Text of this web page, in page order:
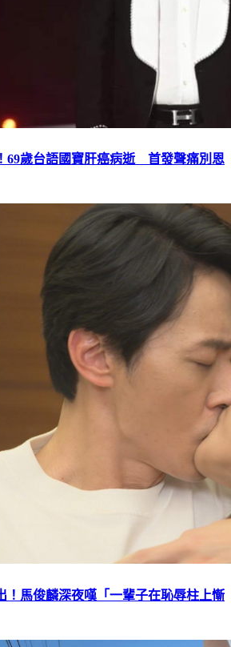
69歲台語國寶肝癌病逝 首發聲痛別恩
！馬俊麟深夜嘆「一輩子在恥辱柱上慚